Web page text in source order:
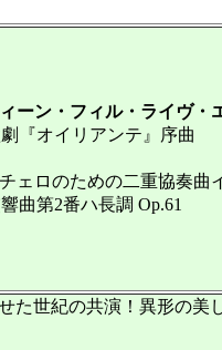
ーン・フィル・ライヴ・
『オイリアンテ』序曲
ロのための二重協奏曲
曲第2番ハ長調 Op.61
世紀の共演！異形の